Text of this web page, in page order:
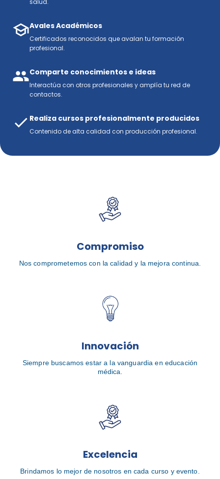
salud.
Avales Académicos
Certificados reconocidos que avalan tu formación
profesional.
Comparte conocimientos e ideas
Interactúa con otros profesionales y amplía tu red de
contactos.
Realiza cursos profesionalmente producidos
Contenido de alta calidad con producción profesional.
Compromiso
Nos comprometemos con la calidad y la mejora continua.
Innovación
Siempre buscamos estar a la vanguardia en educación
médica.
Excelencia
Brindamos lo mejor de nosotros en cada curso y evento.